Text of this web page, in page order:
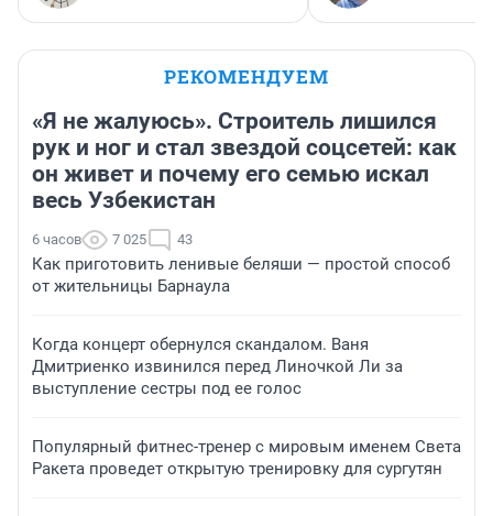
РЕКОМЕНДУЕМ
«Я не жалуюсь». Строитель лишился
рук и ног и стал звездой соцсетей: как
он живет и почему его семью искал
весь Узбекистан
6 часов 7 025 43
Как приготовить ленивые беляши — простой способ
от жительницы Барнаула
Когда концерт обернулся скандалом. Ваня
Дмитриенко извинился перед Линочкой Ли за
выступление сестры под ее голос
Популярный фитнес-тренер с мировым именем Света
Ракета проведет открытую тренировку для сургутян